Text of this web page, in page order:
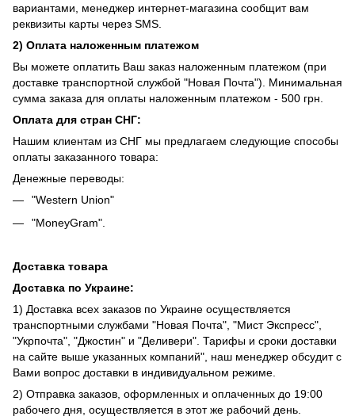
вариантами, менеджер интернет-магазина сообщит вам
реквизиты карты через SMS.
2) Оплата наложенным платежом
Вы можете оплатить Ваш заказ наложенным платежом (при
доставке транспортной службой "Новая Почта"). Минимальная
сумма заказа для оплаты наложенным платежом - 500 грн.
Оплата для стран СНГ:
Нашим клиентам из СНГ мы предлагаем следующие способы
оплаты заказанного товара:
Денежные переводы:
"Western Union"
"MoneyGram".
Доставка товара
Доставка по Украине:
1) Доставка всех заказов по Украине осуществляется
транспортными службами "Новая Почта", "Мист Экспресс",
"Укрпочта", "Джостин" и "Деливери". Тарифы и сроки доставки
на сайте выше указанных компаний", наш менеджер обсудит с
Вами вопрос доставки в индивидуальном режиме.
2) Отправка заказов, оформленных и оплаченных до 19:00
рабочего дня, осуществляется в этот же рабочий день.